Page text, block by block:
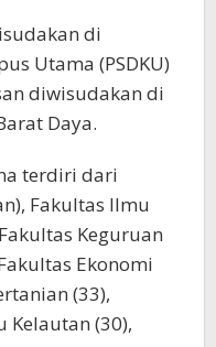
di
Utama (PSDKU)
diwisudakan di
Daya.
terdiri dari
Fakultas Ilmu
Keguruan
Ekonomi
(33),
Kelautan (30),